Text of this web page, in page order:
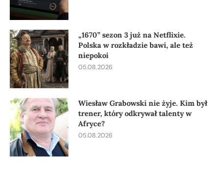
„1670” sezon 3 już na Netflixie.
Polska w rozkładzie bawi, ale też
niepokoi
05.08.2026
Wiesław Grabowski nie żyje. Kim był
trener, który odkrywał talenty w
Afryce?
05.08.2026